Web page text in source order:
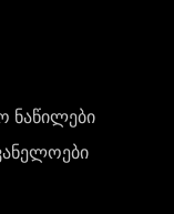
ნაწილები